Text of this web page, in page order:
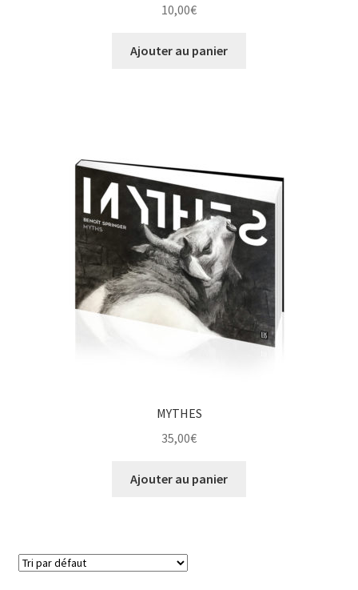
10,00€
Ajouter au panier
MYTHES
35,00€
Ajouter au panier